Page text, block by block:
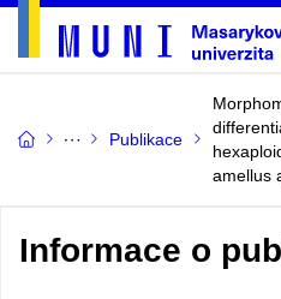
Publikace
amellus
Informace o